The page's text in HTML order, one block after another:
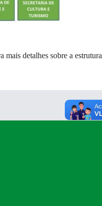
mais detalhes sobre a estrutura